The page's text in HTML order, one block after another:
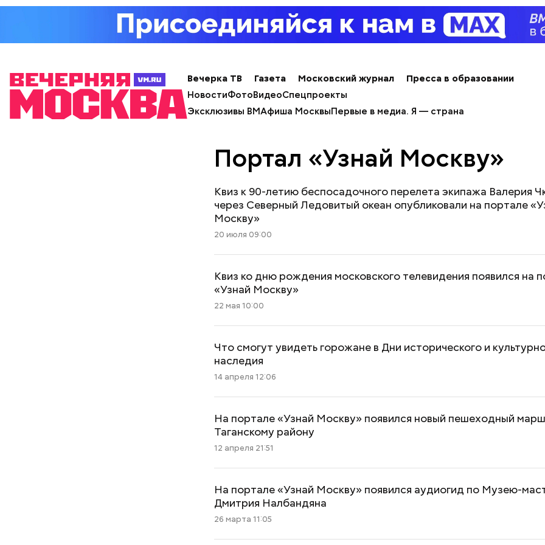
Вечерка ТВ Газета Московский журнал
Пресса в образовании
НовостиФотоВидеоСпецпроекты
Эксклюзивы ВМАфиша МосквыПервые в медиа. Я — страна
Портал «Узнай Москву»
Квиз к 90-летию беспосадочного перелета экипажа Валерия
через Северный Ледовитый океан опубликовали на портале
Москву»
20 июля 09:00
Квиз ко дню рождения московского телевидения появился на
«Узнай Москву»
22 мая 10:00
Что смогут увидеть горожане в Дни исторического и
наследия
14 апреля 12:06
На портале «Узнай Москву» появился новый пешеходный
Таганскому району
12 апреля 21:51
На портале «Узнай Москву» появился аудиогид по Музею-
Дмитрия Налбандяна
26 марта 11:05